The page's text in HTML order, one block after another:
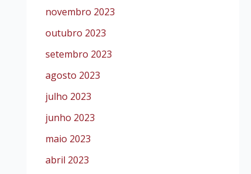
novembro 2023
outubro 2023
setembro 2023
agosto 2023
julho 2023
junho 2023
maio 2023
abril 2023